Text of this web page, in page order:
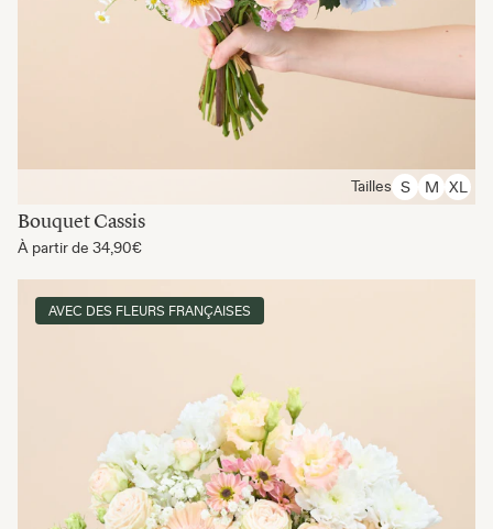
Tailles S M XL
Bouquet Cassis
À partir de 34,90€
AVEC DES FLEURS FRANÇAISES